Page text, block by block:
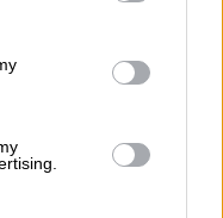
third-party tags to
in below Google